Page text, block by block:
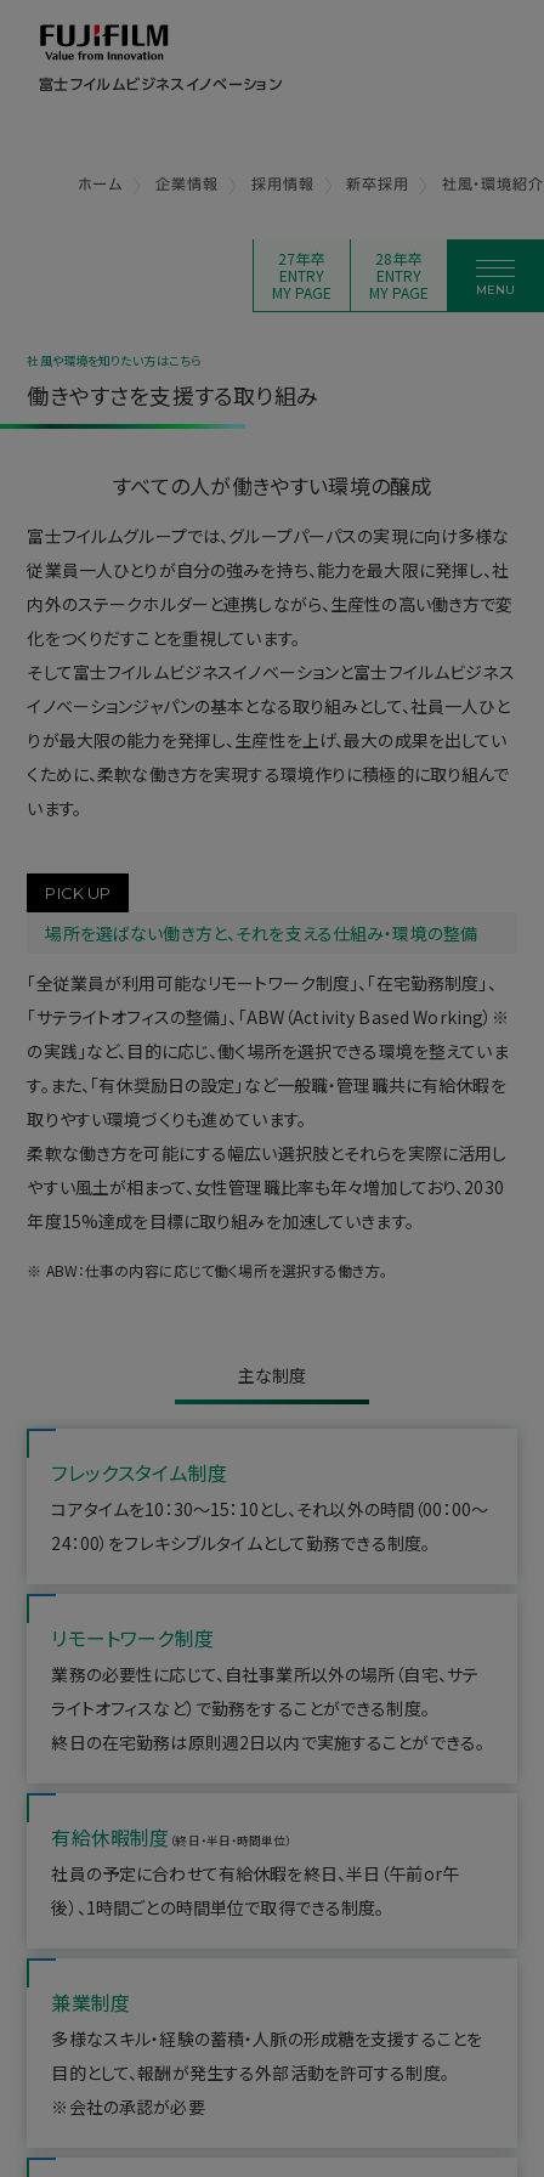
富士フイルムビジネスイノベーション
ホーム 企業情報 採用情報 新卒採用 社風・環境紹介
27年卒
ENTRY
MY PAGE
28年卒
ENTRY
MY PAGE
社風や環境を知りたい方はこちら
働きやすさを支援する取り組み
すべての人が働きやすい環境の醸成
富士フイルムグループでは、グループパーパスの実現に向け多様な
従業員一人ひとりが自分の強みを持ち、能力を最大限に発揮し、社
内外のステークホルダーと連携しながら、生産性の高い働き方で変
化をつくりだすことを重視しています。
そして富士フイルムビジネスイノベーションと富士フイルムビジネス
イノベーションジャパンの基本となる取り組みとして、社員一人ひと
りが最大限の能力を発揮し、生産性を上げ、最大の成果を出してい
くために、柔軟な働き方を実現する環境作りに積極的に取り組んで
います。
PICK UP
場所を選ばない働き方と、それを支える仕組み・環境の整備
「全従業員が利用可能なリモートワーク制度」、「在宅勤務制度」、
「サテライトオフィスの整備」、「ABW（Activity Based Working）※
の実践」など、目的に応じ、働く場所を選択できる環境を整えていま
す。また、「有休奨励日の設定」など一般職・管理職共に有給休暇を
取りやすい環境づくりも進めています。
柔軟な働き方を可能にする幅広い選択肢とそれらを実際に活用し
やすい風土が相まって、女性管理職比率も年々増加しており、2030
年度15%達成を目標に取り組みを加速していきます。
※ ABW：仕事の内容に応じて働く場所を選択する働き方。
主な制度
フレックスタイム制度
コアタイムを10：30～15：10とし、それ以外の時間（00：00～
24：00）をフレキシブルタイムとして勤務できる制度。
リモートワーク制度
業務の必要性に応じて、自社事業所以外の場所（自宅、サテ
ライトオフィスなど）で勤務をすることができる制度。
終日の在宅勤務は原則週2日以内で実施することができる。
有給休暇制度 （終日・半日・時間単位）
社員の予定に合わせて有給休暇を終日、半日（午前or午
後）、1時間ごとの時間単位で取得できる制度。
兼業制度
多様なスキル・経験の蓄積・人脈の形成糖を支援することを
目的として、報酬が発生する外部活動を許可する制度。
※会社の承認が必要